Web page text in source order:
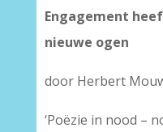
Engagement
nieuwe ogen
door Herbert
‘Poëzie in nood –